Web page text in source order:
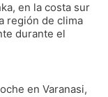
en la costa sur
región de clima
durante el
en Varanasi,